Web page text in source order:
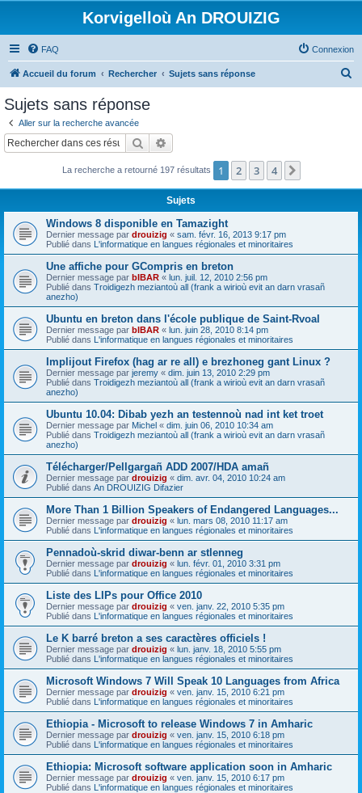
Korvigelloù An DROUIZIG
FAQ Connexion
Accueil du forum Rechercher Sujets sans réponse
c
Sujets sans réponse
Aller sur la recherche avancée
Rechercher
La recherche a retourné 197 résultats 1 2 3 4
Sujets
Windows 8 disponible en Tamazight
Dernier message par drouizig « sam. févr. 16, 2013 9:17 pm
Publié dans L'informatique en langues régionales et minoritaires
Une affiche pour GCompris en breton
Dernier message par bIBAR « lun. juil. 12, 2010 2:56 pm
Publié dans Troidigezh meziantoù all (frank a wirioù evit an darn vrasañ
anezho)
Ubuntu en breton dans l'école publique de Saint-Rvoal
Dernier message par bIBAR « lun. juin 28, 2010 8:14 pm
Publié dans L'informatique en langues régionales et minoritaires
Implijout Firefox (hag ar re all) e brezhoneg gant Linux ?
Dernier message par jeremy « dim. juin 13, 2010 2:29 pm
Publié dans Troidigezh meziantoù all (frank a wirioù evit an darn vrasañ
anezho)
Ubuntu 10.04: Dibab yezh an testennoù nad int ket troet
Dernier message par Michel « dim. juin 06, 2010 10:34 am
Publié dans Troidigezh meziantoù all (frank a wirioù evit an darn vrasañ
anezho)
Télécharger/Pellgargañ ADD 2007/HDA amañ
Dernier message par drouizig « dim. avr. 04, 2010 10:24 am
Publié dans An DROUIZIG Difazier
More Than 1 Billion Speakers of Endangered Languages...
Dernier message par drouizig « lun. mars 08, 2010 11:17 am
Publié dans L'informatique en langues régionales et minoritaires
Pennadoù-skrid diwar-benn ar stlenneg
Dernier message par drouizig « lun. févr. 01, 2010 3:31 pm
Publié dans L'informatique en langues régionales et minoritaires
Liste des LIPs pour Office 2010
Dernier message par drouizig « ven. janv. 22, 2010 5:35 pm
Publié dans L'informatique en langues régionales et minoritaires
Le K barré breton a ses caractères officiels !
Dernier message par drouizig « lun. janv. 18, 2010 5:55 pm
Publié dans L'informatique en langues régionales et minoritaires
Microsoft Windows 7 Will Speak 10 Languages from Africa
Dernier message par drouizig « ven. janv. 15, 2010 6:21 pm
Publié dans L'informatique en langues régionales et minoritaires
Ethiopia - Microsoft to release Windows 7 in Amharic
Dernier message par drouizig « ven. janv. 15, 2010 6:18 pm
Publié dans L'informatique en langues régionales et minoritaires
Ethiopia: Microsoft software application soon in Amharic
Dernier message par drouizig « ven. janv. 15, 2010 6:17 pm
Publié dans L'informatique en langues régionales et minoritaires